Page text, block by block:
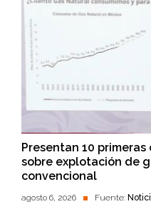
Presentan 10
sobre explotación de
convencional
agosto 6, 2026 Fuente: